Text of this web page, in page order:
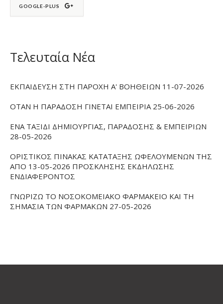
GOOGLE-PLUS
Τελευταία Νέα
ΕΚΠΑΙΔΕΥΣΗ ΣΤΗ ΠΑΡΟΧΗ Α' ΒΟΗΘΕΙΩΝ 11-07-2026
ΟΤΑΝ Η ΠΑΡΑΔΟΣΗ ΓΙΝΕΤΑΙ ΕΜΠΕΙΡΙΑ 25-06-2026
ΕΝΑ ΤΑΞΙΔΙ ΔΗΜΙΟΥΡΓΙΑΣ, ΠΑΡΑΔΟΣΗΣ & ΕΜΠΕΙΡΙΩΝ
28-05-2026
ΟΡΙΣΤΙΚΟΣ ΠΙΝΑΚΑΣ ΚΑΤΑΤΑΞΗΣ ΩΦΕΛΟΥΜΕΝΩΝ ΤΗΣ
ΑΠΟ 13-05-2026 ΠΡΟΣΚΛΗΣΗΣ ΕΚΔΗΛΩΣΗΣ
ΕΝΔΙΑΦΕΡΟΝΤΟΣ
ΓΝΩΡΙΖΩ ΤΟ ΝΟΣΟΚΟΜΕΙΑΚΟ ΦΑΡΜΑΚΕΙΟ ΚΑΙ ΤΗ
ΣΗΜΑΣΙΑ ΤΩΝ ΦΑΡΜΑΚΩΝ 27-05-2026